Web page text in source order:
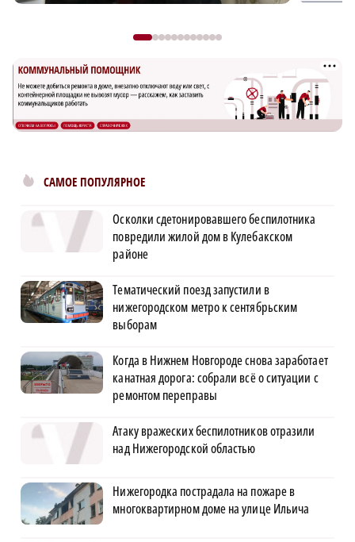
САМОЕ ПОПУЛЯРНОЕ
Осколки сдетонировавшего беспилотника
повредили жилой дом в Кулебакском
районе
Тематический поезд запустили в
нижегородском метро к сентябрьским
выборам
Когда в Нижнем Новгороде снова заработает
канатная дорога: собрали всё о ситуации с
ремонтом переправы
Атаку вражеских беспилотников отразили
над Нижегородской областью
Нижегородка пострадала на пожаре в
многоквартирном доме на улице Ильича